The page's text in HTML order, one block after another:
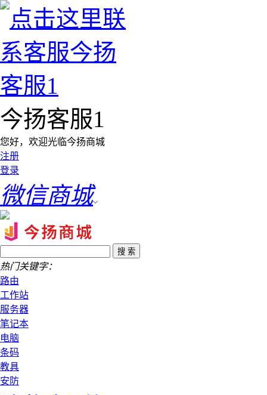
今扬客服1
您好，欢迎光临今扬商城
注册
登录
微信商城
热门关键字：
路由
工作站
服务器
笔记本
电脑
条码
教具
安防